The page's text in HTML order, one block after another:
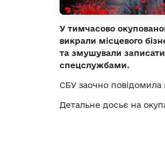
У тимчасово
викрали місцевого
та змушували
спецслужбами.
СБУ заочно повідомила
Детальне досьє на